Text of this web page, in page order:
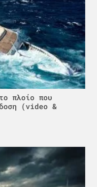
πλοίο που
(video &